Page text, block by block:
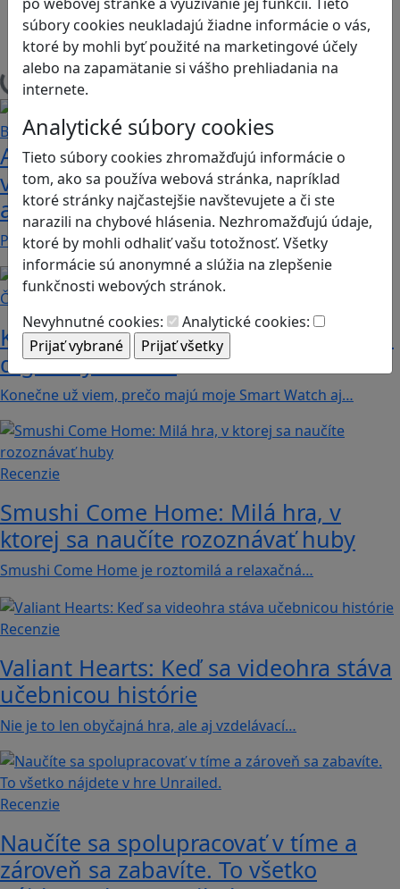
súbory cookies neukladajú žiadne informácie o vás,
ktoré by mohli byť použité na marketingové účely
alebo na zapamätanie si vášho prehliadania na
internete.
Analytické súbory cookies
Tieto súbory cookies zhromažďujú informácie o
tom, ako sa používa webová stránka, napríklad
ktoré stránky najčastejšie navštevujete a či ste
narazili na chybové hlásenia. Nezhromažďujú údaje,
ktoré by mohli odhaliť vašu totožnosť. Všetky
informácie sú anonymné a slúžia na zlepšenie
funkčnosti webových stránok.
Nevyhnutné cookies:
Analytické cookies:
Herná konzola
Stolové, kartové
Načítam blogy
Ako biele krvinky bojujú proti
vírusom a baktériám? Hra Bunky v
akcii je zábavnou lekciou o imunite
Pod názvom Bunky v akcii sa skrýva mobilná akčná…
Články
Koľko kalórií dokážeme spáliť hraním
digitálnych hier?
Konečne už viem, prečo majú moje Smart Watch aj…
Recenzie
Smushi Come Home: Milá hra, v
ktorej sa naučíte rozoznávať huby
Smushi Come Home je roztomilá a relaxačná…
Recenzie
Valiant Hearts: Keď sa videohra stáva
učebnicou histórie
Nie je to len obyčajná hra, ale aj vzdelávací…
Recenzie
Naučíte sa spolupracovať v tíme a
zároveň sa zabavíte. To všetko